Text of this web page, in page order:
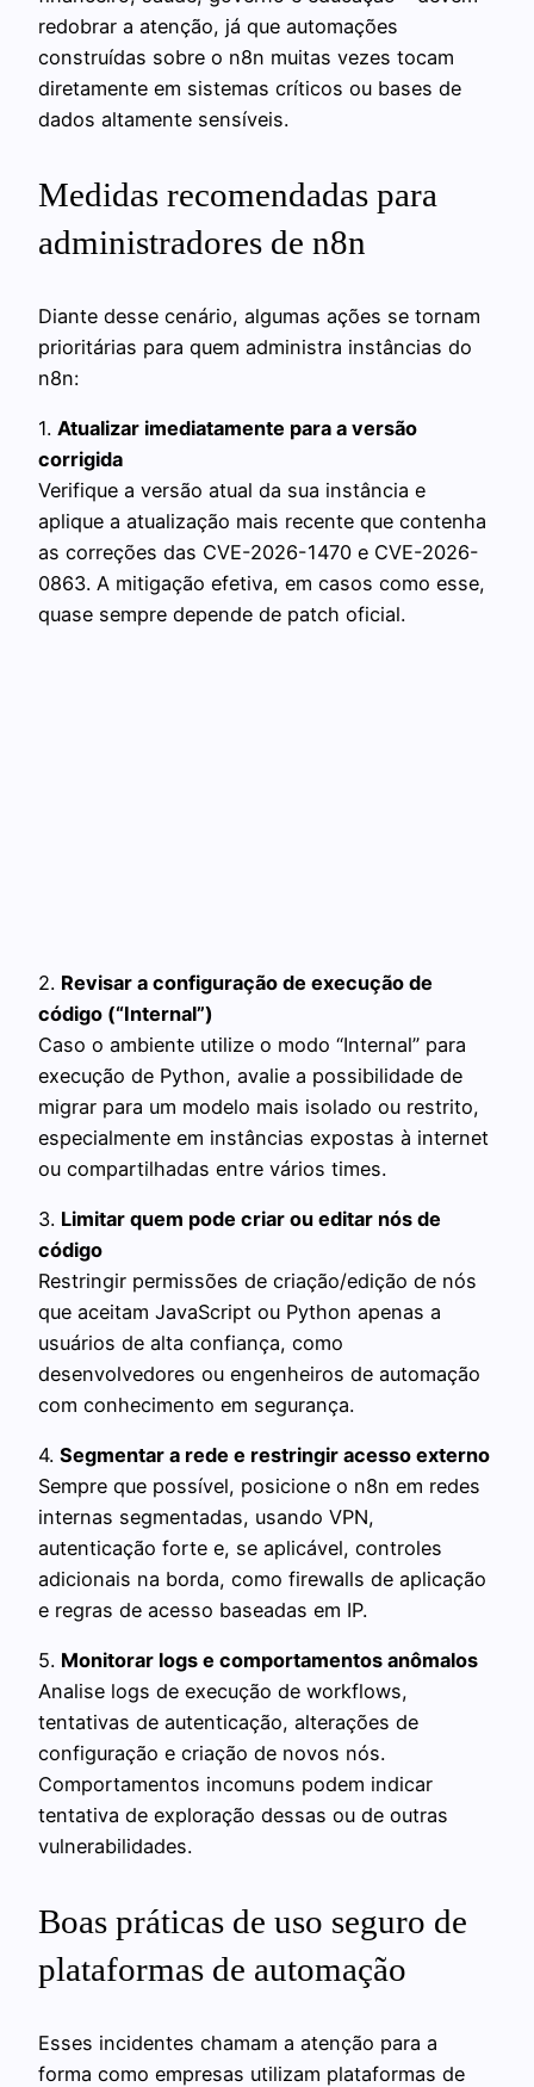
redobrar a atenção, já que automações
construídas sobre o n8n muitas vezes tocam
diretamente em sistemas críticos ou bases de
dados altamente sensíveis.
Medidas recomendadas para
administradores de n8n
Diante desse cenário, algumas ações se tornam
prioritárias para quem administra instâncias do
n8n:
1. Atualizar imediatamente para a versão
corrigida
Verifique a versão atual da sua instância e
aplique a atualização mais recente que contenha
as correções das CVE-2026-1470 e CVE-2026-
0863. A mitigação efetiva, em casos como esse,
quase sempre depende de patch oficial.
2. Revisar a configuração de execução de
código (“Internal”)
Caso o ambiente utilize o modo “Internal” para
execução de Python, avalie a possibilidade de
migrar para um modelo mais isolado ou restrito,
especialmente em instâncias expostas à internet
ou compartilhadas entre vários times.
3. Limitar quem pode criar ou editar nós de
código
Restringir permissões de criação/edição de nós
que aceitam JavaScript ou Python apenas a
usuários de alta confiança, como
desenvolvedores ou engenheiros de automação
com conhecimento em segurança.
4. Segmentar a rede e restringir acesso externo
Sempre que possível, posicione o n8n em redes
internas segmentadas, usando VPN,
autenticação forte e, se aplicável, controles
adicionais na borda, como firewalls de aplicação
e regras de acesso baseadas em IP.
5. Monitorar logs e comportamentos anômalos
Analise logs de execução de workflows,
tentativas de autenticação, alterações de
configuração e criação de novos nós.
Comportamentos incomuns podem indicar
tentativa de exploração dessas ou de outras
vulnerabilidades.
Boas práticas de uso seguro de
plataformas de automação
Esses incidentes chamam a atenção para a
forma como empresas utilizam plataformas de